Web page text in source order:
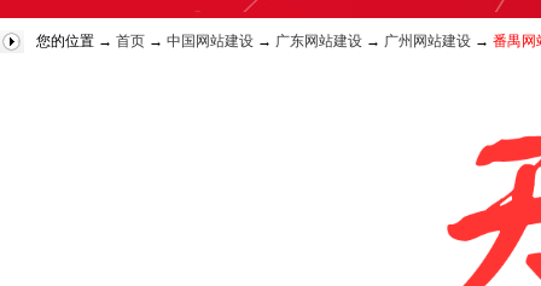
您的位置 → 首页 → 中国网站建设 → 广东网站建设 → 广州网站建设 → 番禺网